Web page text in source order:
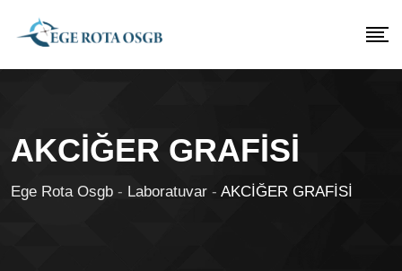
AKCİĞER GRAFİSİ
Ege Rota Osgb - Laboratuvar - AKCİĞER GRAFİSİ